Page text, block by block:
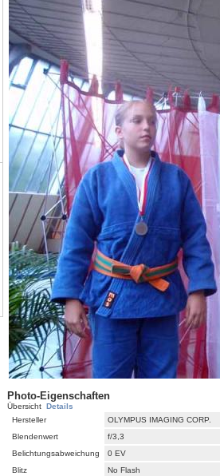
Photo-Eigenschaften
Übersicht Details
Hersteller
OLYMPUS IMAGING CORP.
Blendenwert
f/3,3
Belichtungsabweichung
0 EV
Blitz
No Flash